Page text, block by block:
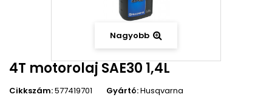
Nagyobb
4T motorolaj SAE30 1,4L
Cikkszám:577419701 Gyártó:Husqvarna